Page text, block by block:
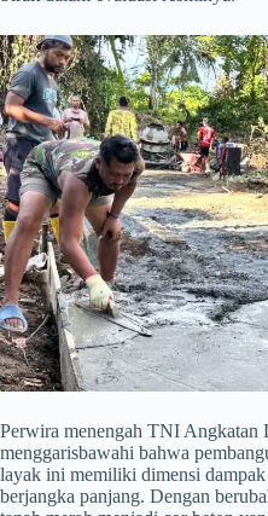
​Perwira menengah TNI Angkatan
menggarisbawahi bahwa
layak ini memiliki dimensi dampak
berjangka panjang. Dengan